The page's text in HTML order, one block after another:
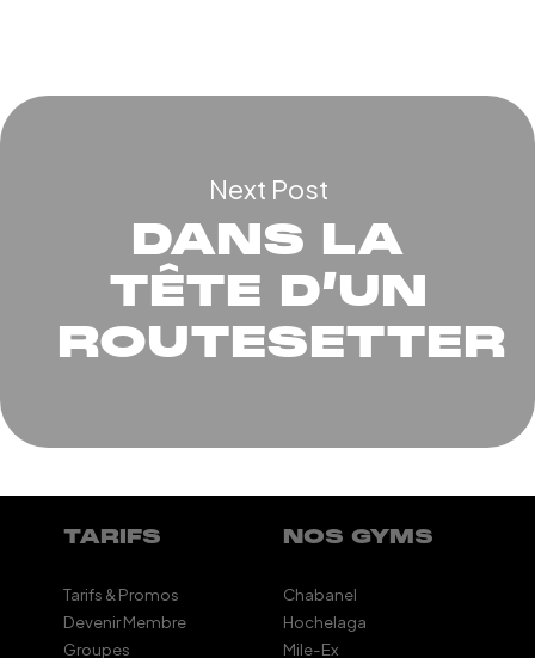
Next Post
DANS LA
TÊTE D’UN
ROUTESETTER
TARIFS
Tarifs & Promos
Devenir Membre
Groupes
NOS GYMS
Chabanel
Hochelaga
Mile-Ex